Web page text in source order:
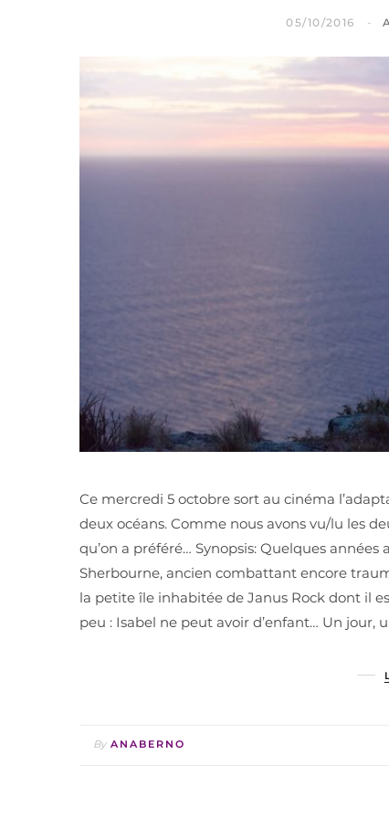
05/10/2016
Ce mercredi 5 octobre sort au cinéma
deux océans. Comme nous avons vu/lu les
qu’on a préféré… Synopsis: Quelques
Sherbourne, ancien combattant encore
la petite île inhabitée de Janus Rock dont il
peu : Isabel ne peut avoir d’enfant… Un jour,
By ANABERNO